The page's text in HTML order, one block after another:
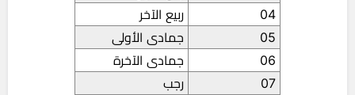
04
ربيع الآخر
05
جمادى الأولى
06
جمادى الآخرة
07
رجب